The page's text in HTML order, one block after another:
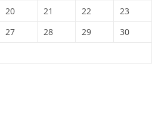
20 21 22
23
27 28 29
30